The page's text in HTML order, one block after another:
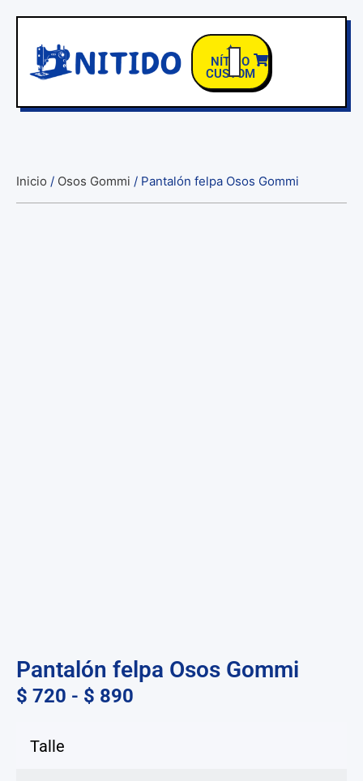
✦
NÍTIDO
CUSTOM
Inicio / Osos Gommi / Pantalón felpa Osos Gommi
Pantalón felpa Osos Gommi
$ 720 - $ 890
Talle